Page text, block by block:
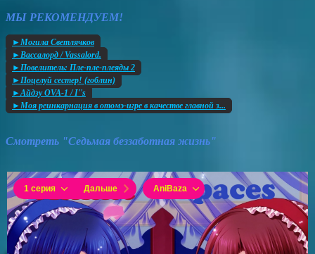
МЫ РЕКОМЕНДУЕМ!
►Могила Светлячков
►Вассалорд / Vassalord.
►Повелитель: Пле-пле-плеяды 2
►Поцелуй сестер! (гоблин)
►Айдзу OVA-1 / I''s
►Моя реинкарнация в отомэ-игре в качестве главной з...
Смотреть "Седьмая беззаботная жизнь"